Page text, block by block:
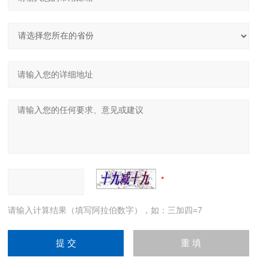
请输入计算结果（填写阿拉伯数字），如：三加四=7